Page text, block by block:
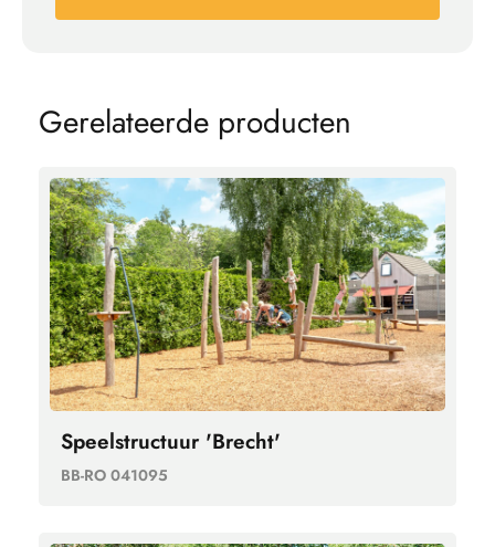
Gerelateerde producten
Speelstructuur 'Brecht'
BB-RO 041095